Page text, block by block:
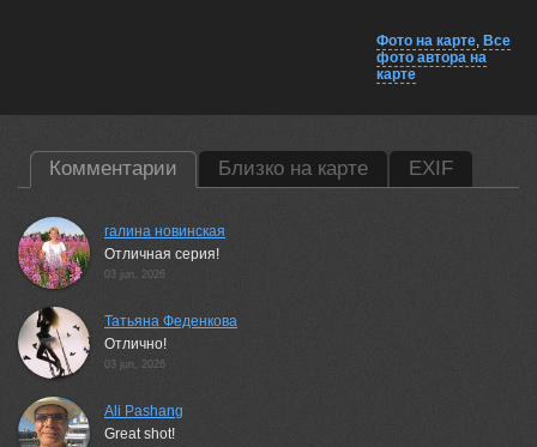
Фото на карте, Все
фото автора на
карте
Комментарии Близко на карте EXIF
галина новинская
Отличная серия!
03 jun, 2026
Татьяна Феденкова
Отлично!
03 jun, 2026
Ali Pashang
Great shot!